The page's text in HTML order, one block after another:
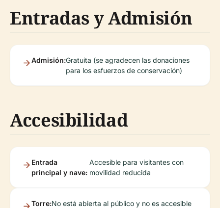
Entradas y Admisión
Admisión:Gratuita (se agradecen las donaciones
para los esfuerzos de conservación)
Accesibilidad
Entrada
principal y nave:
Accesible para visitantes con
movilidad reducida
Torre:No está abierta al público y no es accesible